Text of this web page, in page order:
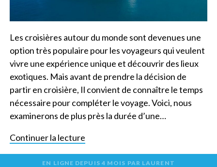
Les croisières autour du monde sont devenues une
option très populaire pour les voyageurs qui veulent
vivre une expérience unique et découvrir des lieux
exotiques. Mais avant de prendre la décision de
partir en croisière, Il convient de connaître le temps
nécessaire pour compléter le voyage. Voici, nous
examinerons de plus près la durée d’une…
Continuer la lecture
EN LIGNE DEPUIS 4 MOIS PAR LAURENT